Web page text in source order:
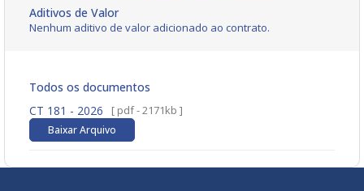
Aditivos de Valor
Nenhum aditivo de valor adicionado ao contrato.
Todos os documentos
CT 181 - 2026
[ pdf - 2171kb ]
Baixar Arquivo